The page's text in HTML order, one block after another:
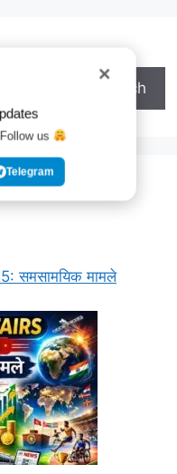
Search
समसामयिक मामले
✕
us
Telegram